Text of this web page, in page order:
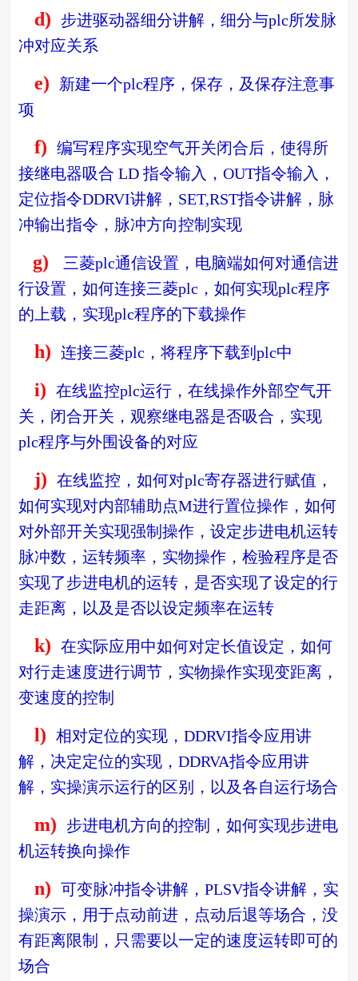
d) 步进驱动器细分讲解，细分与plc所发脉
冲对应关系
e) 新建一个plc程序，保存，及保存注意事
项
f)
编写程序实现空气开关闭合后，使得所
接继电器吸合 LD指令输入，OUT指令输入，
定位指令DDRVI讲解， SET,RST指令讲解，脉
冲输出指令，脉冲方向控制实现
g) 三菱plc通信设置，电脑端如何对通信进
行设置，如何连接三菱plc ，如何实现plc程序
的上载，实现plc程序的下载操作
h) 连接三菱plc ，将程序下载到plc中
i) 在线监控plc运行，在线操作外部空气开
关，闭合开关，观察继电器是否吸合，实现
plc程序与外围设备的对应
j) 在线监控，如何对plc寄存器进行赋值，
如何实现对内部辅助点M进行置位操作，如何
对外部开关实现强制操作，设定步进电机运转
脉冲数，运转频率，实物操作，检验程序是否
实现了步进电机的运转，是否实现了设定的行
走距离，以及是否以设定频率在运转
k)
在实际应用中如何对定长值设定，如何
对行走速度进行调节，实物操作实现变距离，
变速度的控制
l) 相对定位的实现，DDRVI指令应用讲
解，决定定位的实现，DDRVA指令应用讲
解，实操演示运行的区别，以及各自运行场合
m)
步进电机方向的控制，如何实现步进电
机运转换向操作
n) 可变脉冲指令讲解，PLSV指令讲解，实
操演示，用于点动前进，点动后退等场合，没
有距离限制，只需要以一定的速度运转即可的
场合